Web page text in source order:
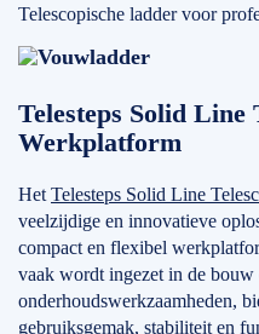
Telescopische ladder voor
Telesteps Solid Line
Werkplatform
Het Telesteps Solid Line
veelzijdige en innovatieve
compact en flexibel
vaak wordt ingezet in de bouw
onderhoudswerkzaamheden,
gebruiksgemak, stabiliteit en